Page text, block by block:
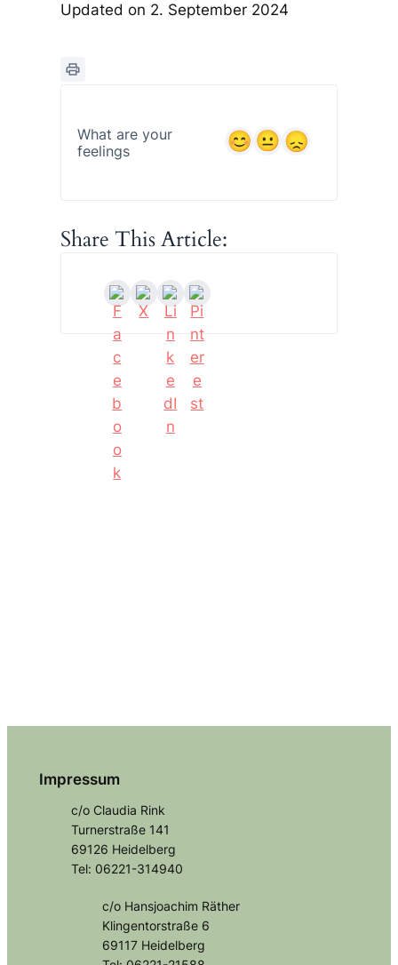
Updated on 2. September 2024
What are your
feelings
Share This Article:
Impressum
c/o Claudia Rink
Turnerstraße 141
69126 Heidelberg
Tel: 06221-314940
c/o Hansjoachim Räther
Klingentorstraße 6
69117 Heidelberg